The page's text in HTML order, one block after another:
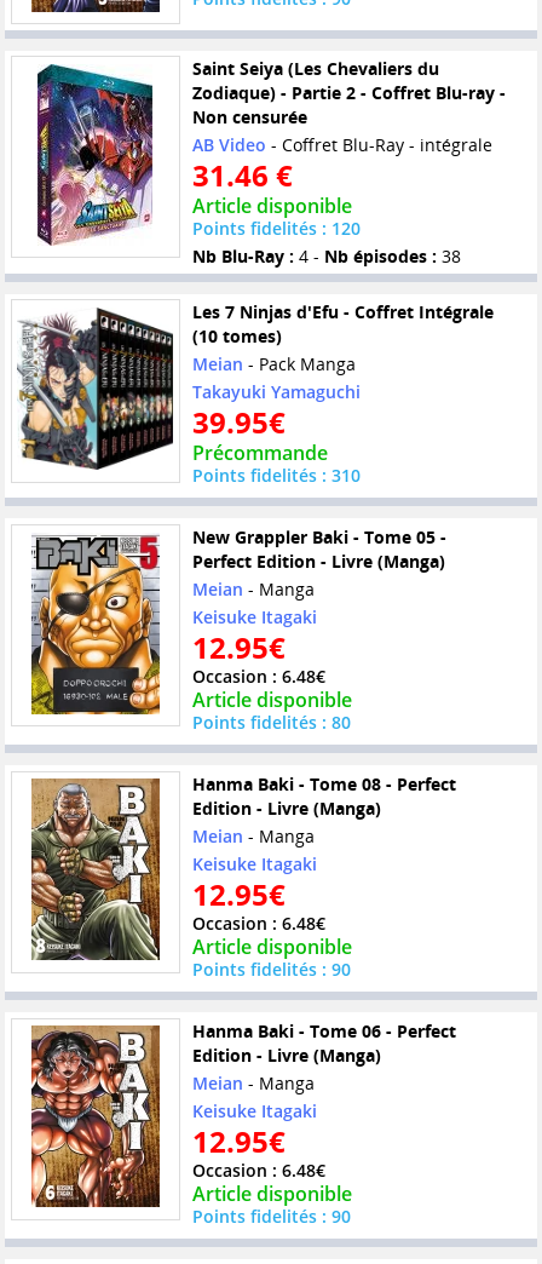
Saint Seiya (Les Chevaliers du
Zodiaque) - Partie 2 - Coffret Blu-ray -
Non censurée
AB Video - Coffret Blu-Ray - intégrale
31.46 €
Article disponible
Points fidelités : 120
Nb Blu-Ray : 4 - Nb épisodes : 38
Les 7 Ninjas d'Efu - Coffret Intégrale
(10 tomes)
Meian - Pack Manga
Takayuki Yamaguchi
39.95€
Précommande
Points fidelités : 310
New Grappler Baki - Tome 05 -
Perfect Edition - Livre (Manga)
Meian - Manga
Keisuke Itagaki
12.95€
Occasion : 6.48€
Article disponible
Points fidelités : 80
Hanma Baki - Tome 08 - Perfect
Edition - Livre (Manga)
Meian - Manga
Keisuke Itagaki
12.95€
Occasion : 6.48€
Article disponible
Points fidelités : 90
Hanma Baki - Tome 06 - Perfect
Edition - Livre (Manga)
Meian - Manga
Keisuke Itagaki
12.95€
Occasion : 6.48€
Article disponible
Points fidelités : 90